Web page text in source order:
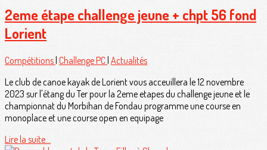
2eme étape challenge jeune + chpt 56 fond
Lorient
Compétitions| Challenge PC| Actualités
Le club de canoe kayak de Lorient vous acceuillera le 12 novembre
2023 sur l'étang du Ter pour la 2eme etapes du challenge jeune et le
championnat du Morbihan de Fondau programme une course en
monoplace et une course open en equipage
Lire la suite...